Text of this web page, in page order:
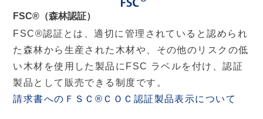
FSC®（森林認証）
FSC®認証とは、適切に管理されていると認められ
た森林から生産された木材や、その他のリスクの低
い木材を使用した製品にFSC ラベルを付け、認証
製品として販売できる制度です。
請求書へのＦＳＣ®ＣＯＣ認証製品表示について